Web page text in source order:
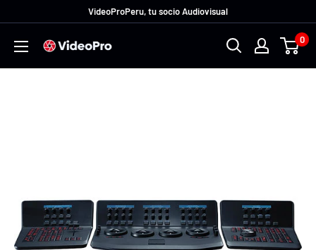
contenido
VideoProPeru, tu socio Audiovisual
VideoProPeru
0